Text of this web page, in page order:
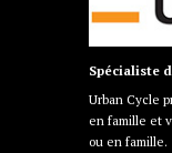
Spécialiste
Urban Cycle
en famille et
ou en famille.